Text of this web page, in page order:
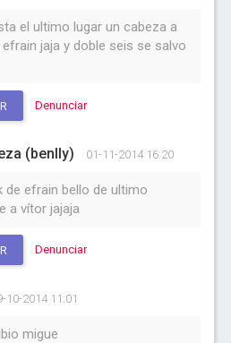
el ultimo lugar un cabeza a
jaja y doble seis se salvo
Denunciar
(benlly) 01-11-2014 16:20
de efrain bello de ultimo
a vítor jajaja
Denunciar
10-2014 11:01
migue